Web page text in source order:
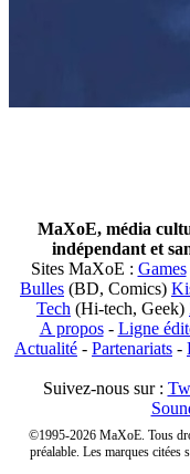
MaXoE, média
indépendant et
Sites MaXoE : Games
Bulles (BD, Comics)
Tech (Hi-tech, Geek)
A propos- Ligne
Actualité - Partenariats -
Suivez-nous sur :
©1995-2026 MaXoE. Tous
préalable. Les marques citées